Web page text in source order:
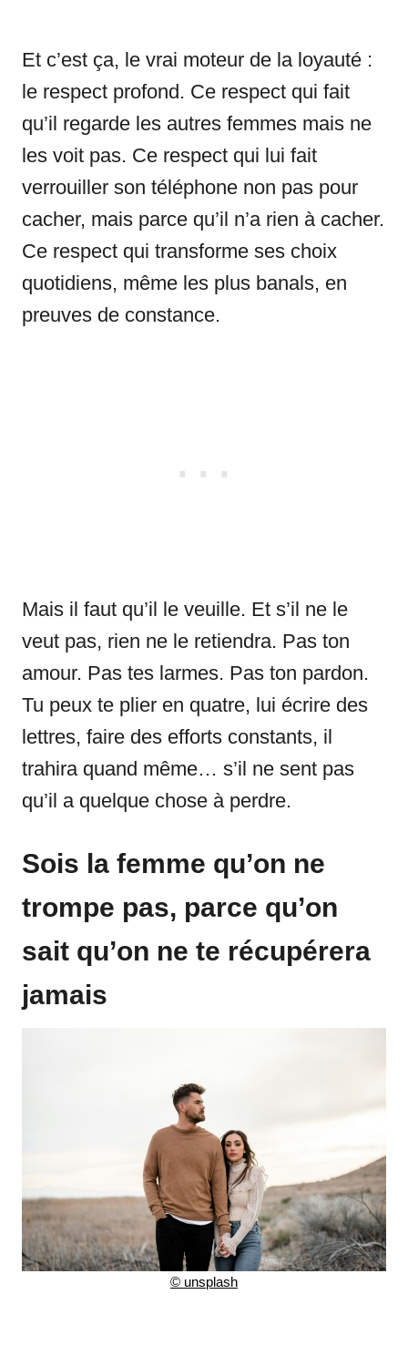
Et c’est ça, le vrai moteur de la loyauté :
le respect profond. Ce respect qui fait
qu’il regarde les autres femmes mais ne
les voit pas. Ce respect qui lui fait
verrouiller son téléphone non pas pour
cacher, mais parce qu’il n’a rien à cacher.
Ce respect qui transforme ses choix
quotidiens, même les plus banals, en
preuves de constance.
Mais il faut qu’il le veuille. Et s’il ne le
veut pas, rien ne le retiendra. Pas ton
amour. Pas tes larmes. Pas ton pardon.
Tu peux te plier en quatre, lui écrire des
lettres, faire des efforts constants, il
trahira quand même… s’il ne sent pas
qu’il a quelque chose à perdre.
Sois la femme qu’on ne
trompe pas, parce qu’on
sait qu’on ne te récupérera
jamais
© unsplash